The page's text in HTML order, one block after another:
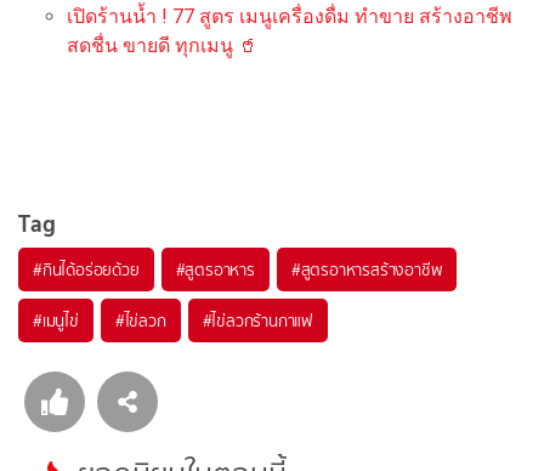
เปิดร้านน้ำ ! 77 สูตร เมนูเครื่องดื่ม ทำขาย สร้างอาชีพ
สดชื่น ขายดี ทุกเมนู 🥤
Tag
#กินได้อร่อยด้วย #สูตรอาหาร #สูตรอาหารสร้างอาชีพ
#เมนูไข่ #ไข่ลวก #ไข่ลวกร้านกาแฟ